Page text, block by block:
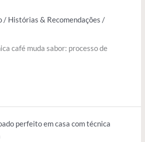
/ Histórias & Recomendações /
café muda sabor: processo de